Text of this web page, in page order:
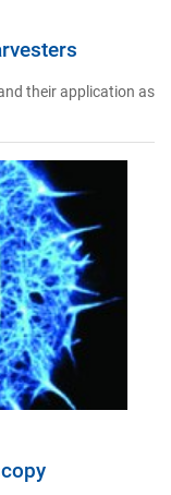
their application as